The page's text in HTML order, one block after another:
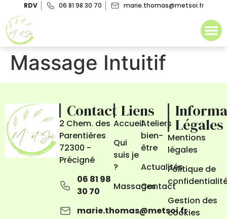
RDV 06 81 98 30 70 marie.thomas@metsoi.fr
Massage Intuitif
Contact
2 Chem. des
Parentières
72300 -
Précigné
06 81 98
30 70
marie.thomas@metsoi.fr
Liens
Accueil
Qui
suis je
?
Massages
Ateliers
bien-
être
Actualités
Contact
Légales
Mentions
légales
Politique de
Gestion des
cookies